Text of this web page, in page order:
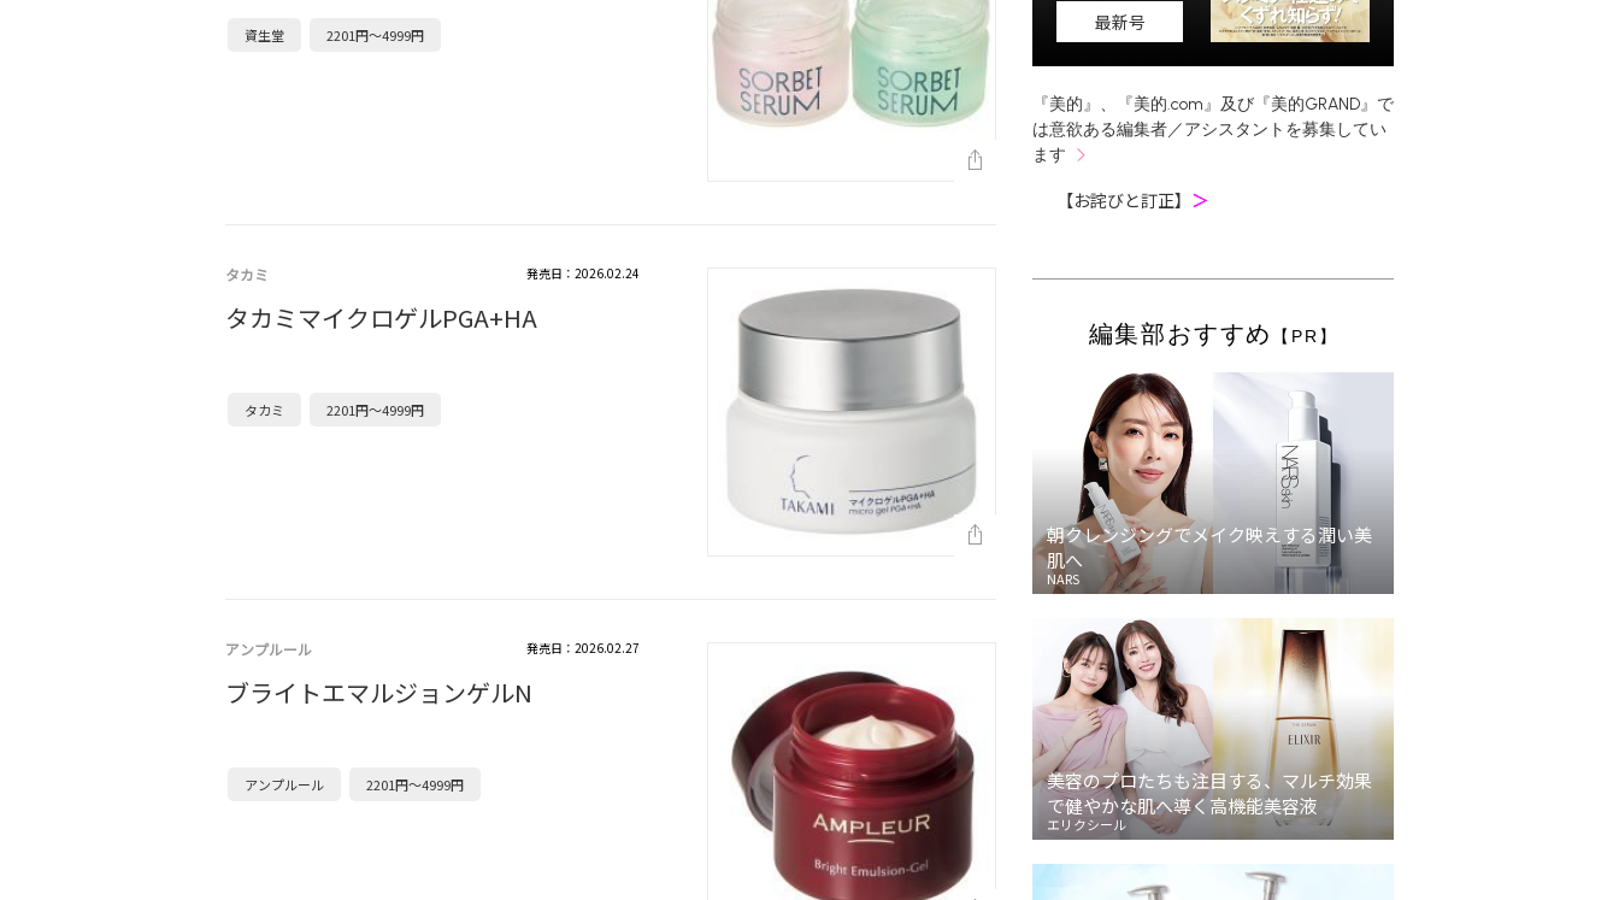
資生堂 2201円～4999円
タカミ 発売日：2026.02.24
タカミマイクロゲルPGA+HA
タカミ 2201円～4999円
アンプルール 発売日：2026.02.27
ブライトエマルジョンゲルN
アンプルール 2201円～4999円
最新号
『美的』、『美的.com』及び『美的GRAND』で
は意欲ある編集者／アシスタントを募集してい
ます
【お詫びと訂正】 ＞
編集部おすすめ 【PR】
朝クレンジングでメイク映えする潤い美
肌へ
NARS
美容のプロたちも注目する、マルチ効果
で健やかな肌へ導く高機能美容液
エリクシール